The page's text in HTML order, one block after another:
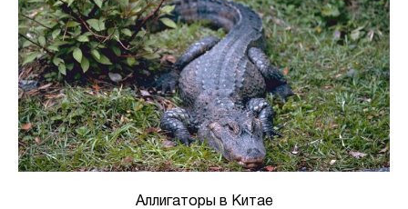
Аллигаторы в Китае